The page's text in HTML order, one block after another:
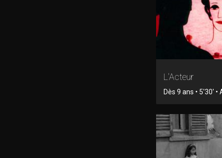
L'Acteur
Dès 9 ans • 5'30'